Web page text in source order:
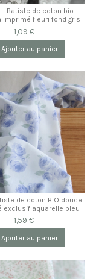
- Batiste de coton bio
imprimé fleuri fond gris
1,09 €
Ajouter au panier
de coton BIO douce
exclusif aquarelle bleu
1,59 €
Ajouter au panier